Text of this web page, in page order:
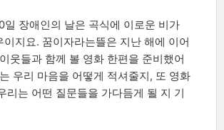
일 장애인의 날은 곡식에 이로운 비가
이지요. 꿈이자라는뜰은 지난 해에 이어
웃들과 함께 볼 영화 한편을 준비했어
우리 마음을 어떻게 적셔줄지, 또 영화
리는 어떤 질문들을 가다듬게 될 지 기